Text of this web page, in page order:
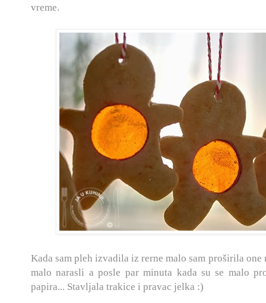
vreme.
Kada sam pleh izvadila iz rerne malo sam proširila
malo narasli a posle par minuta kada su se malo
papira... Stavljala trakice i pravac jelka :)